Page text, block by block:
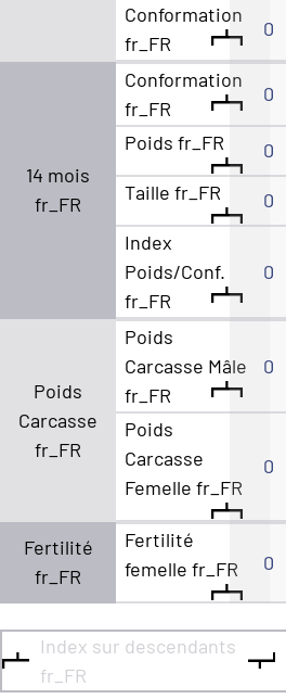
Conformation
fr_FR
0
14 mois
fr_FR
Conformation
fr_FR
0
Poids fr_FR 0
Taille fr_FR
0
Index
Poids/Conf.
fr_FR
0
Poids
Carcasse
fr_FR
Poids
Carcasse Mâle
fr_FR
0
Poids
Carcasse
Femelle fr_FR
0
Fertilité
fr_FR
Fertilité
femelle fr_FR
0
Index sur descendants
fr_FR